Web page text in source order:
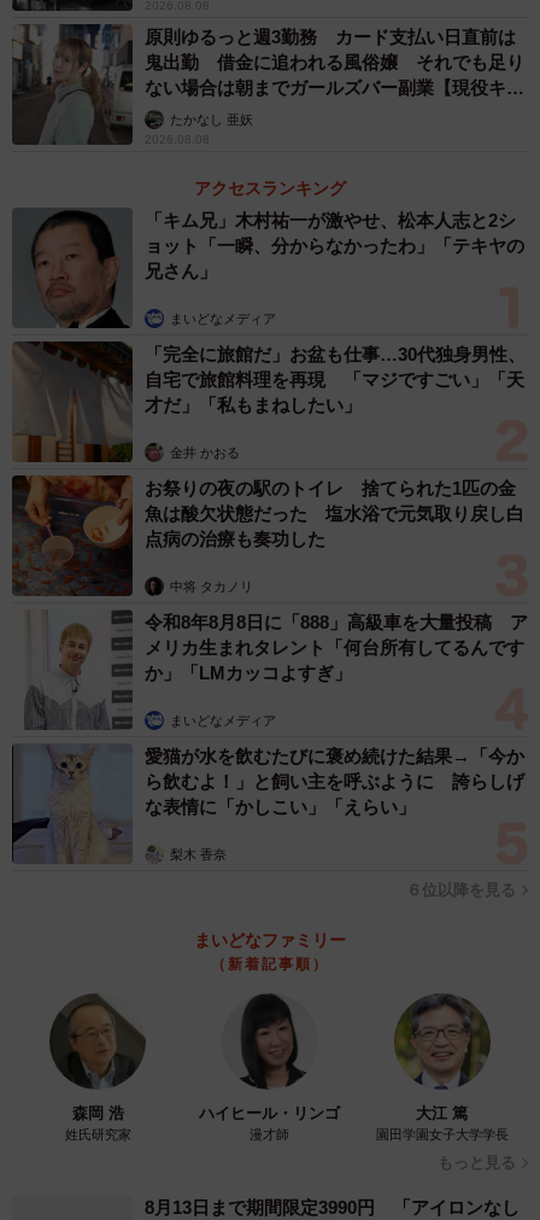
2026.08.08
原則ゆるっと週3勤務 カード支払い日直前は
鬼出勤 借金に追われる風俗嬢 それでも足り
ない場合は朝までガールズバー副業【現役キャ
ストに取材】
たかなし 亜妖
2026.08.08
アクセスランキング
「キム兄」木村祐一が激やせ、松本人志と2シ
ョット「一瞬、分からなかったわ」「テキヤの
兄さん」
まいどなメディア
「完全に旅館だ」お盆も仕事…30代独身男性、
自宅で旅館料理を再現 「マジですごい」「天
才だ」「私もまねしたい」
金井 かおる
お祭りの夜の駅のトイレ 捨てられた1匹の金
魚は酸欠状態だった 塩水浴で元気取り戻し白
点病の治療も奏功した
中将 タカノリ
令和8年8月8日に「888」高級車を大量投稿 ア
メリカ生まれタレント「何台所有してるんです
か」「LMカッコよすぎ」
まいどなメディア
愛猫が水を飲むたびに褒め続けた結果→「今か
ら飲むよ！」と飼い主を呼ぶように 誇らしげ
な表情に「かしこい」「えらい」
梨木 香奈
６位以降を見る
まいどなファミリー
（新着記事順）
森岡 浩
姓氏研究家
ハイヒール・リンゴ
漫才師
大江 篤
園田学園女子大学学長
もっと見る
8月13日まで期間限定3990円 「アイロンなし